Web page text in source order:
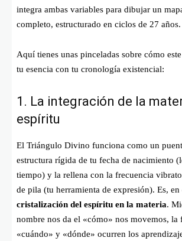
integra ambas variables para dibujar un
completo, estructurado en ciclos de 27 años.
Aquí tienes unas pinceladas sobre cómo
tu esencia con tu cronología existencial:
1. La integración de la
espíritu
El Triángulo Divino funciona como un
estructura rígida de tu fecha de nacimiento
tiempo) y la rellena con la frecuencia
de pila (tu herramienta de expresión). Es, en
cristalización del espíritu en la materia.
nombre nos da el «cómo» nos movemos, la
«cuándo» y «dónde» ocurren los